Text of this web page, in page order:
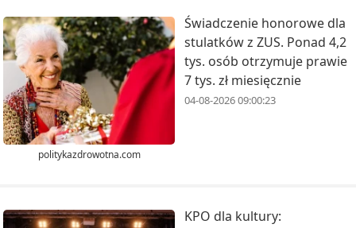
politykazdrowotna.com
Świadczenie honorowe dla
stulatków z ZUS. Ponad 4,2
tys. osób otrzymuje prawie
7 tys. zł miesięcznie
04-08-2026 09:00:23
KPO dla kultury: